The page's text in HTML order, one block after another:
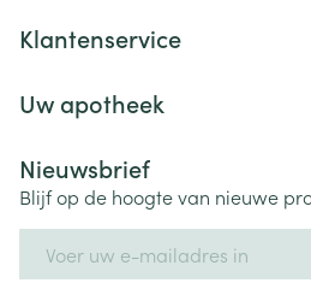
Klantenservice
Uw apotheek
Nieuwsbrief
Blijf op de hoogte van nieuwe